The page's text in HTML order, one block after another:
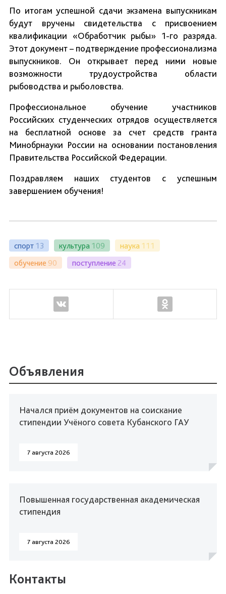
По итогам успешной сдачи экзамена выпускникам
будут вручены свидетельства с присвоением
квалификации «Обработчик рыбы» 1-го разряда.
Этот документ – подтверждение профессионализма
выпускников. Он открывает перед ними новые
возможности трудоустройства области
рыбоводства и рыболовства.
Профессиональное обучение участников
Российских студенческих отрядов осуществляется
на бесплатной основе за счет средств гранта
Минобрнауки России на основании постановления
Правительства Российской Федерации.
Поздравляем наших студентов с успешным
завершением обучения!
спорт 13 культура 109 наука 111
обучение 90 поступление 24
Объявления
Начался приём документов на соискание
стипендии Учёного совета Кубанского ГАУ
7 августа 2026
Повышенная государственная академическая
стипендия
7 августа 2026
Контакты